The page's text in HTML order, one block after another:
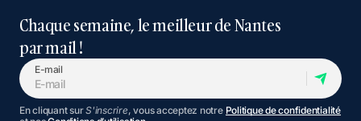
Chaque semaine, le meilleur de Nantes
par mail !
E-mail
En cliquant surS'inscrire, vous acceptez notre Politique de confidentialité